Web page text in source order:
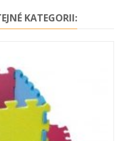
KATEGORII: